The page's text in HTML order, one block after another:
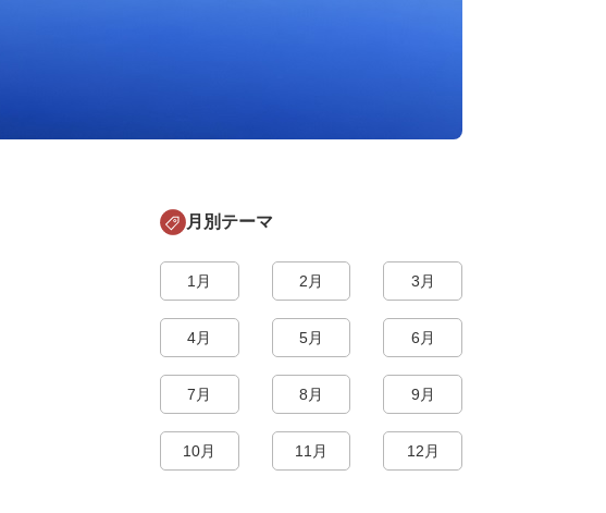
月別テーマ
1月 2月 3月
4月 5月 6月
7月 8月 9月
10月 11月 12月